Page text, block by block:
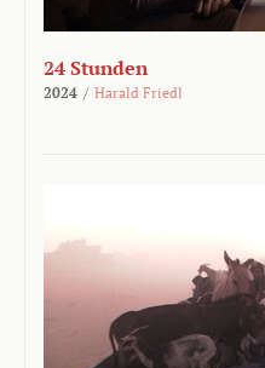
24 Stunden
2024 / Harald Friedl